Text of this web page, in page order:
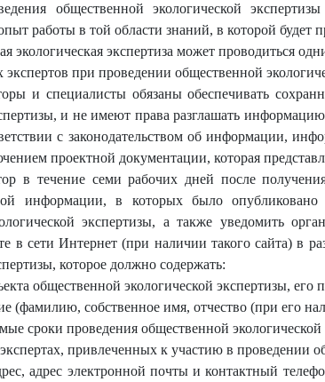
общественной экологической
работы в той области знаний, в которой будет
экологическая экспертиза может проводиться
экспертов при проведении общественной
и специалисты обязаны обеспечивать
и не имеют права разглашать
с законодательством об информации,
проектной документации, которая
в течение семи рабочих дней после
информации, в которых было
экспертизы, а также уведомить
в сети Интернет (при наличии такого сайта) в
которое должно содержать:
общественной экологической экспертизы,
(фамилию, собственное имя, отчество (при его
сроки проведения общественной экологической
привлеченных к участию в проведении
адрес электронной почты и контактный